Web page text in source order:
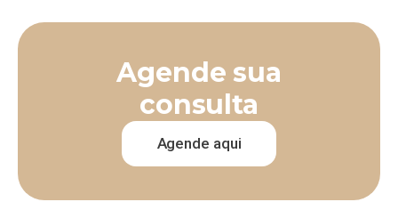
Agende sua
consulta
Agende aqui